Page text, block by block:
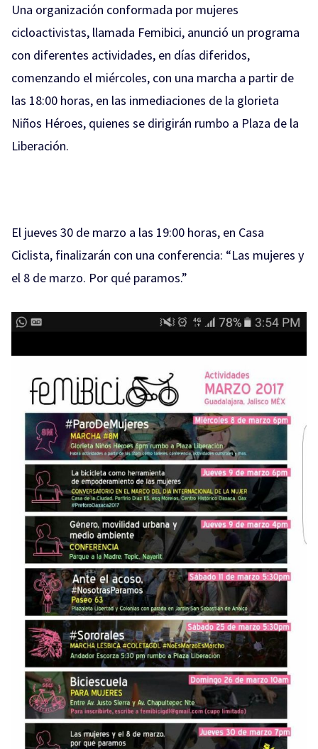
Una organización conformada por mujeres
cicloactivistas, llamada Femibici, anunció un programa
con diferentes actividades, en días diferidos,
comenzando el miércoles, con una marcha a partir de
las 18:00 horas, en las inmediaciones de la glorieta
Niños Héroes, quienes se dirigirán rumbo a Plaza de la
Liberación.
El jueves 30 de marzo a las 19:00 horas, en Casa
Ciclista, finalizarán con una conferencia: “Las mujeres y
el 8 de marzo. Por qué paramos.”